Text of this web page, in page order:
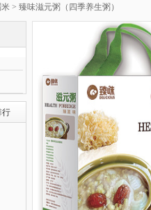
> 臻味滋元粥（四季养生粥）
行